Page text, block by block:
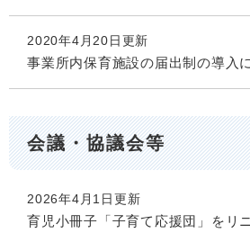
2020年4月20日更新
事業所内保育施設の届出制の導入
会議・協議会等
2026年4月1日更新
育児小冊子「子育て応援団」をリ